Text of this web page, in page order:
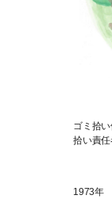
ゴミ拾
拾い責任
1973年